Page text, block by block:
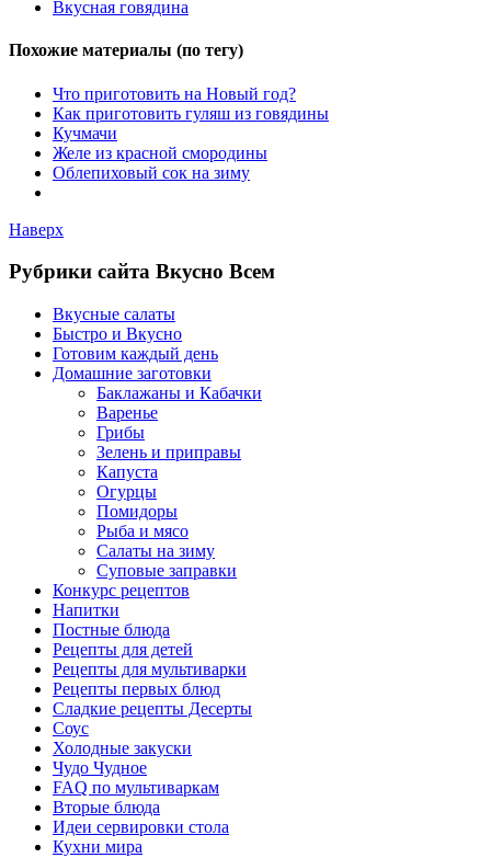
Вкусная говядина
Похожие материалы (по тегу)
Что приготовить на Новый год?
Как приготовить гуляш из говядины
Кучмачи
Желе из красной смородины
Облепиховый сок на зиму
Наверх
Рубрики сайта Вкусно Всем
Вкусные салаты
Быстро и Вкусно
Готовим каждый день
Домашние заготовки
Баклажаны и Кабачки
Варенье
Грибы
Зелень и приправы
Капуста
Огурцы
Помидоры
Рыба и мясо
Салаты на зиму
Суповые заправки
Конкурс рецептов
Напитки
Постные блюда
Рецепты для детей
Рецепты для мультиварки
Рецепты первых блюд
Сладкие рецепты Десерты
Соус
Холодные закуски
Чудо Чудное
FAQ по мультиваркам
Вторые блюда
Идеи сервировки стола
Кухни мира